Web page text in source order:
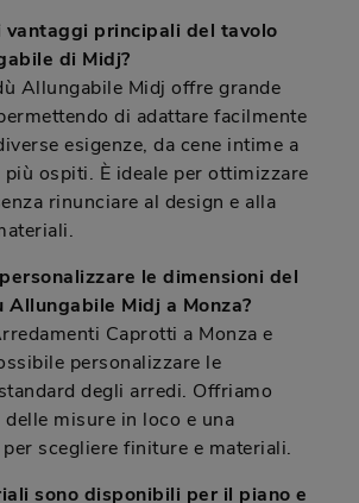
vantaggi principali del tavolo
di Midj?
Allungabile Midj offre grande
di adattare facilmente
esigenze, da cene intime a
ospiti. È ideale per ottimizzare
rinunciare al design e alla
le dimensioni del
Allungabile Midj a Monza?
Caprotti a Monza e
personalizzare le
degli arredi. Offriamo
misure in loco e una
scegliere finiture e materiali.
sono disponibili per il piano e